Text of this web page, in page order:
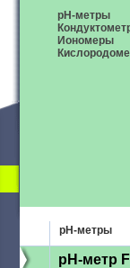
pH-метры
Иономеры
pH-метры
pH-метр